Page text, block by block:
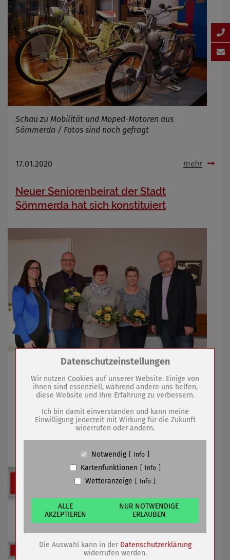
Schau zu Mobilität und Moped-Motoren aus
Sömmerda / Fotos sind noch gefragt
17.01.2020 mehr
Neuer Seniorenbeirat der Stadt
Sömmerda hat sich konstituiert
Gudrun Hintermeier als Vorsitzende wiedergewählt
15.01.2020 mehr
Gesamtsperrung in der Breitscheidstraße
Zum Betrieb der Seite notwendige Cookies /
Name
PHP Session Cookie
Anbieter
Eigentümer dieser Website (Wenko-
Wenselaar GmbH & Co. KG)
Absicherung Kontaktformular / SPAM
Cookiespeicherung Entscheidungscookie
Anbieter
Eigentümer dieser Website (Wenko-
Wenselaar GmbH & Co. KG)
Zweck
Speichert die Einstellungen der Besucher
bezüglich der Speicherung von Cookies.
Cookie Name
dywc
Cookie Laufzeit
1 Jahr
Datenschutzeinstellungen
Wir nutzen Cookies auf unserer Website. Einige von
ihnen sind essenziell, während andere uns helfen,
diese Website und Ihre Erfahrung zu verbessern.
Ich bin damit einverstanden und kann meine
Einwilligung jederzeit mit Wirkung für die Zukunft
widerrufen oder ändern.
Notwendig Info
Kartenfunktionen Info
Wetteranzeige Info
ALLE
AKZEPTIEREN
NUR NOTWENDIGE
ERLAUBEN
Die Auswahl kann in der Datenschutzerklärung
widerrufen werden.